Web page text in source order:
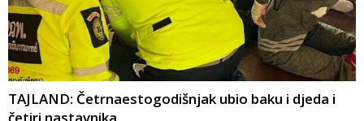
TAJLAND: Četrnaestogodišnjak ubio baku i djeda i